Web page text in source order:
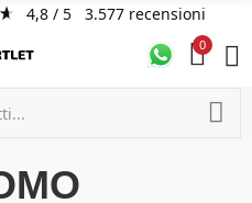
4,8/ 5 3.577 recensioni
0